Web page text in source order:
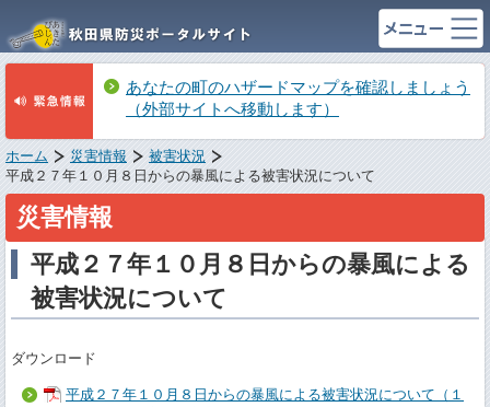
あなたの町のハザードマップを確認しましょう
（外部サイトへ移動します）
ホーム 災害情報
被害状況
平成２７年１０月８日からの暴風による被害状況について
災害情報
平成２７年１０月８日からの暴風による
被害状況について
ダウンロード
平成２７年１０月８日からの暴風による被害状況について（１